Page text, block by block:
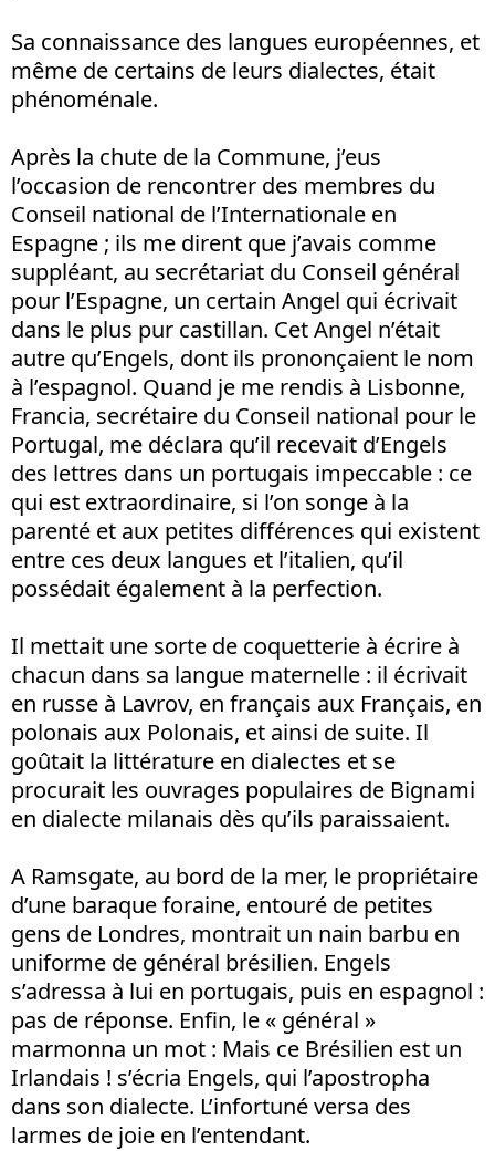
Sa connaissance des langues européennes, et
même de certains de leurs dialectes, était
phénoménale.
Après la chute de la Commune, j’eus
l’occasion de rencontrer des membres du
Conseil national de l’Internationale en
Espagne ; ils me dirent que j’avais comme
suppléant, au secrétariat du Conseil général
pour l’Espagne, un certain Angel qui écrivait
dans le plus pur castillan. Cet Angel n’était
autre qu’Engels, dont ils prononçaient le nom
à l’espagnol. Quand je me rendis à Lisbonne,
Francia, secrétaire du Conseil national pour le
Portugal, me déclara qu’il recevait d’Engels
des lettres dans un portugais impeccable : ce
qui est extraordinaire, si l’on songe à la
parenté et aux petites différences qui existent
entre ces deux langues et l’italien, qu’il
possédait également à la perfection.
Il mettait une sorte de coquetterie à écrire à
chacun dans sa langue maternelle : il écrivait
en russe à Lavrov, en français aux Français, en
polonais aux Polonais, et ainsi de suite. Il
goûtait la littérature en dialectes et se
procurait les ouvrages populaires de Bignami
en dialecte milanais dès qu’ils paraissaient.
A Ramsgate, au bord de la mer, le propriétaire
d’une baraque foraine, entouré de petites
gens de Londres, montrait un nain barbu en
uniforme de général brésilien. Engels
s’adressa à lui en portugais, puis en espagnol :
pas de réponse. Enfin, le « général »
marmonna un mot : Mais ce Brésilien est un
Irlandais ! s’écria Engels, qui l’apostropha
dans son dialecte. L’infortuné versa des
larmes de joie en l’entendant.